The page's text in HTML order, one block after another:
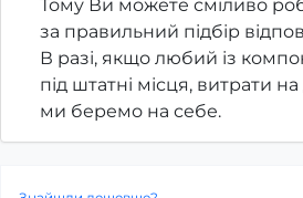
Тому Ви можете сміливо
за правильний підбір
В разі, якщо любий із
під штатні місця, витрати
ми беремо на себе.